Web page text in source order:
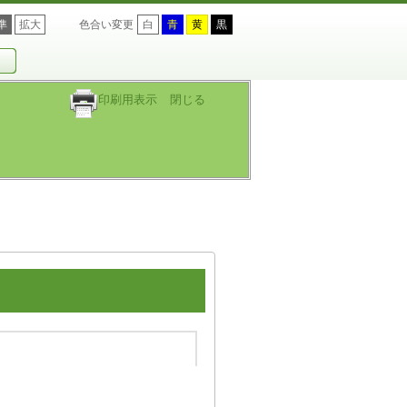
拡大 色合い変更 白 青 黄 黒
印刷用表示 閉じる